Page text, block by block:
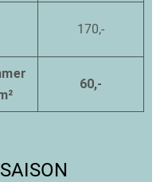
170,-
60,-